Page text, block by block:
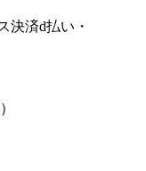
決済d払い ・